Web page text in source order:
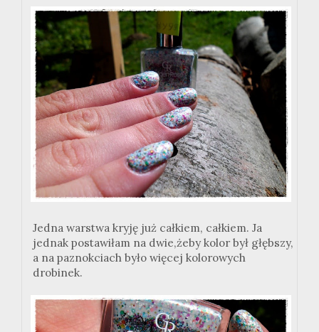
Jedna warstwa kryję już całkiem, całkiem. Ja
jednak postawiłam na dwie,żeby kolor był głębszy,
a na paznokciach było więcej kolorowych
drobinek.